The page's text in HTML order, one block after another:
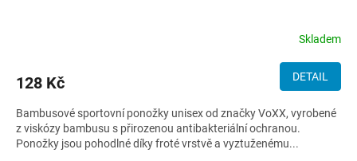
Skladem
128 Kč DETAIL
Bambusové sportovní ponožky unisex od značky VoXX, vyrobené
z viskózy bambusu s přirozenou antibakteriální ochranou.
Ponožky jsou pohodlné díky froté vrstvě a vyztuženému...